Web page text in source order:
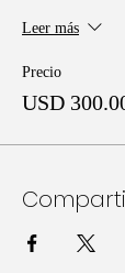
Leer más
Precio
USD